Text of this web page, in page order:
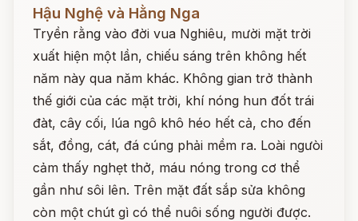
Hậu Nghệ và Hằng Nga
Tryền rằng vào đời vua Nghiêu, mười mặt trời
xuất hiện một lần, chiếu sáng trên không hết
năm này qua năm khác. Không gian trở thành
thế giới của các mặt trời, khí nóng hun đốt trái
đàt, cây cối, lúa ngô khô héo hết cả, cho đến
sắt, đồng, cát, đá cúng phải mềm ra. Loài ngưòi
cảm thấy nghẹt thở, máu nóng trong cơ thể
gần như sôi lên. Trên mặt đất sắp sửa không
còn một chút gì có thể nuôi sống người được.